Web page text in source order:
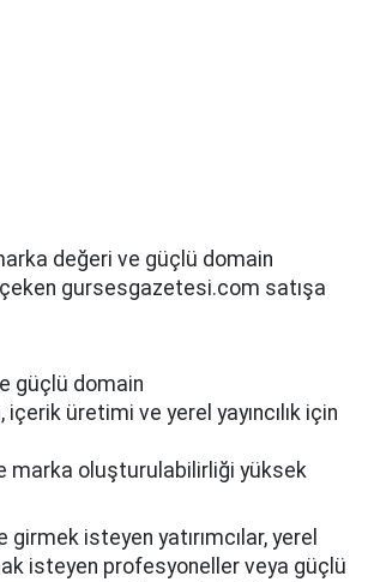
değeri ve güçlü domain
çeken gursesgazetesi.com satışa
güçlü domain
içerik üretimi ve yerel yayıncılık için
marka oluşturulabilirliği yüksek
isteyen yatırımcılar, yerel
isteyen profesyoneller veya güçlü